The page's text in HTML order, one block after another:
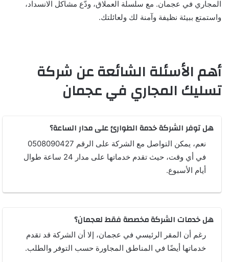
المجاري في عجمان. مع سلسلة العملاق، ودّع مشاكل الانسداد،
واستمتع ببيئة نظيفة وآمنة لك ولعائلتك.
أهم الأسئلة الشائعة عن شركة
تسليك المجاري في عجمان
هل توفر الشركة خدمة الطوارئ على مدار الساعة؟
نعم، يمكن التواصل مع الشركة على الرقم 0508090427
في أي وقت، حيث تقدم خدماتها على مدار 24 ساعة طوال
أيام الأسبوع.
هل خدمات الشركة مخصصة فقط لعجمان؟
رغم أن المقر الرئيسي في عجمان، إلا أن الشركة قد تقدم
خدماتها أيضًا في المناطق المجاورة حسب التوفر والطلب.